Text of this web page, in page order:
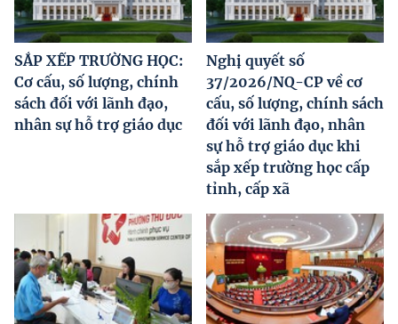
SẮP XẾP TRƯỜNG HỌC:
Cơ cấu, số lượng, chính
sách đối với lãnh đạo,
nhân sự hỗ trợ giáo dục
Nghị quyết số
37/2026/NQ-CP về cơ
cấu, số lượng, chính sách
đối với lãnh đạo, nhân
sự hỗ trợ giáo dục khi
sắp xếp trường học cấp
tỉnh, cấp xã